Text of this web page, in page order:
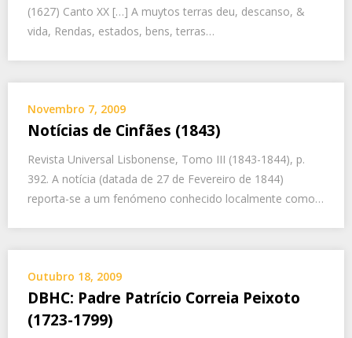
(1627) Canto XX […] A muytos terras deu, descanso, &
vida, Rendas, estados, bens, terras…
Novembro 7, 2009
Notícias de Cinfães (1843)
Revista Universal Lisbonense, Tomo III (1843-1844), p.
392. A notícia (datada de 27 de Fevereiro de 1844)
reporta-se a um fenómeno conhecido localmente como…
Outubro 18, 2009
DBHC: Padre Patrício Correia Peixoto
(1723-1799)